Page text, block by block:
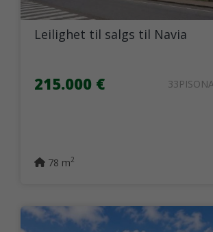
Leilighet til salgs til Navia
215.000 €
78 m2